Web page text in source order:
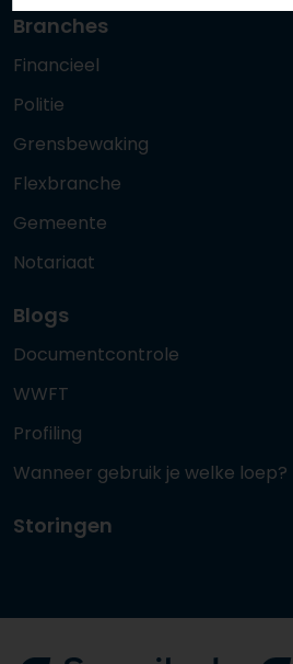
Branches
Financieel
Politie
Grensbewaking
Flexbranche
Gemeente
Notariaat
Blogs
Documentcontrole
WWFT
Profiling
Wanneer gebruik je welke loep?
Storingen